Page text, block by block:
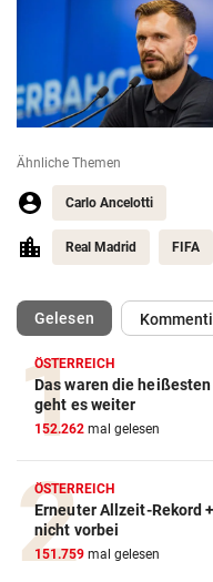
Ähnliche Themen
Carlo Ancelotti
Real Madrid FIFA
Gelesen(ausgewählt)
ÖSTERREICH
Das waren die heißesten
geht es weiter
152.262 mal gelesen
ÖSTERREICH
Erneuter Allzeit-Rekord
nicht vorbei
151.759 mal gelesen
Action-Cam Vergleich
Crosstrainer Vergleich
ZUM VERGLEICH